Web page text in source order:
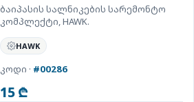
ბაიპასის სალნიკების სარემონტო
კომპლექტი, HAWK.
HAWK
კოდი · #00286
15 ₾